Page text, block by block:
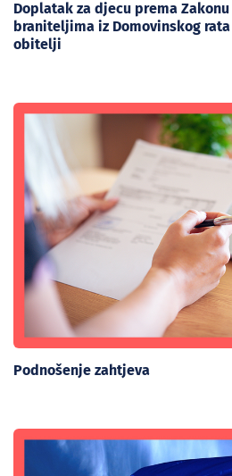
Doplatak za djecu prema
braniteljima iz Domovinskog
obitelji
Podnošenje zahtjeva